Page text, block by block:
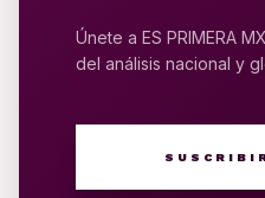
Únete a ES PRIMERA
del análisis nacional y